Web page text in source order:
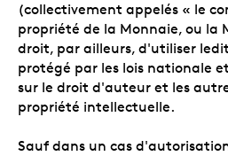
(collectivement appelés « le
propriété de la Monnaie, ou la
droit, par ailleurs, d'utiliser
protégé par les lois nationale
sur le droit d'auteur et les
propriété intellectuelle.
Sauf dans un cas